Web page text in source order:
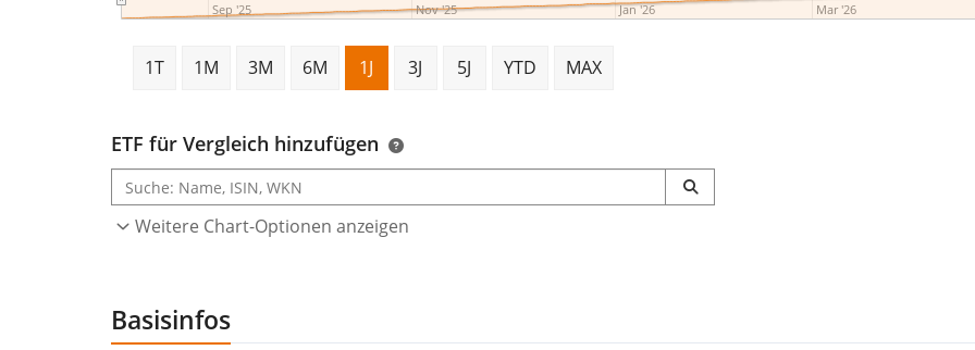
Sep '25 Nov '25 Jan '26 Mar '26
1T 1M 3M 6M 1J 3J 5J YTD MAX
ETF für Vergleich hinzufügen
Weitere Chart-Optionen anzeigen
Basisinfos